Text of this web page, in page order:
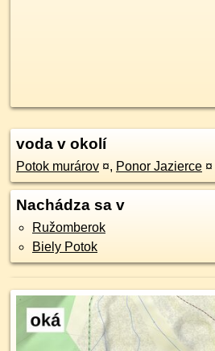
voda v okolí
Potok murárov ¤, Ponor Jazierce ¤
Nachádza sa v
Ružomberok
Biely Potok